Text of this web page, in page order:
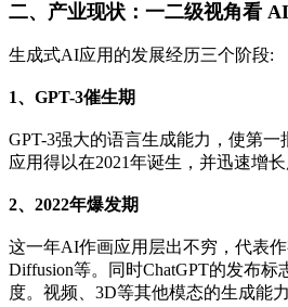
二、产业现状：一二级视角看
生成式AI应用的发展经历三个阶段:
1、GPT-3催生期
GPT-3强大的语言生成能力，使第一
应用得以在2021年诞生，并迅速增长
2、2022年爆发期
这一年AI作画应用层出不穷，代表作
Diffusion等。同时ChatGPT的发布
度。视频、3D等其他模态的生成能